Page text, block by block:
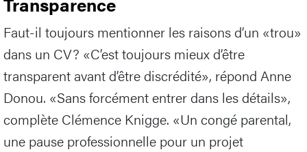
Faut-il toujours mentionner les raisons d’un «trou»
dans un CV? «C’est toujours mieux d’être
transparent avant d’être discrédité», répond Anne
Donou. «Sans forcément entrer dans les détails»,
complète Clémence Knigge. «Un congé parental,
une pause professionnelle pour un projet